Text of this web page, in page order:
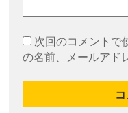
次回のコメントで
の名前、メールアド